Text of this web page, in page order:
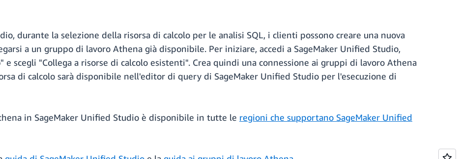
durante la selezione della risorsa di calcolo per le analisi SQL, i clienti possono creare una nuova
a un gruppo di lavoro Athena già disponibile. Per iniziare, accedi a SageMaker Unified Studio,
e scegli "Collega a risorse di calcolo esistenti". Crea quindi una connessione ai gruppi di lavoro Athena
di calcolo sarà disponibile nell'editor di query di SageMaker Unified Studio per l'esecuzione di
in SageMaker Unified Studio è disponibile in tutte le regioni che supportano SageMaker Unified